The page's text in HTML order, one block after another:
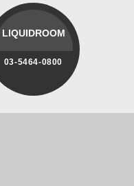
LIQUIDROOM
03-5464-0800